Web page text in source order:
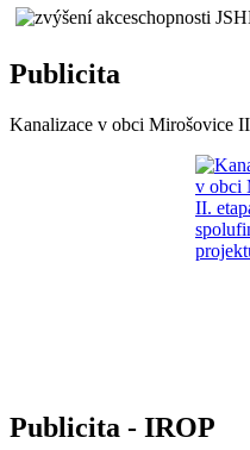
Publicita
Kanalizace v obci Mirošovice
Publicita - IROP